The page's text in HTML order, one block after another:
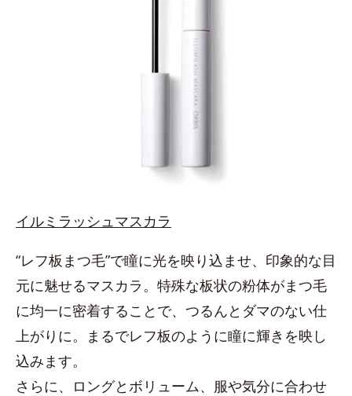
イルミラッシュマスカラ
“レフ板まつ毛”で瞳に光を映り込ませ、印象的な目
元に魅せるマスカラ。特殊な板状の粉体がまつ毛
に均一に密着することで、つるんとダマのない仕
上がりに。まるでレフ板のように瞳に輝きを映し
込みます。
さらに、ロングとボリューム、服や気分に合わせ